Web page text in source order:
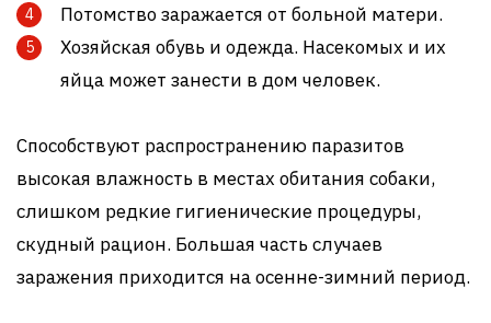
Потомство заражается от больной матери.
Хозяйская обувь и одежда. Насекомых и их
яйца может занести в дом человек.
Способствуют распространению паразитов
высокая влажность в местах обитания собаки,
слишком редкие гигиенические процедуры,
скудный рацион. Большая часть случаев
заражения приходится на осенне-зимний период.